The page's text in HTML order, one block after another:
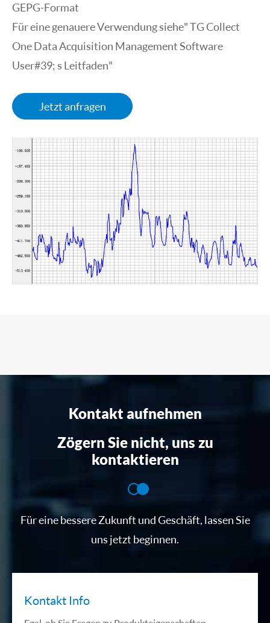
GEPG-Format
Für eine genauere Verwendung siehe" TG Collect
One Data Acquisition Management Software
User#39; s Leitfaden"
Jetzt anfragen
Kontakt aufnehmen
Zögern Sie nicht, uns zu
kontaktieren
Für eine bessere Zukunft und Geschäft, lassen Sie
uns jetzt beginnen.
Kontakt Info